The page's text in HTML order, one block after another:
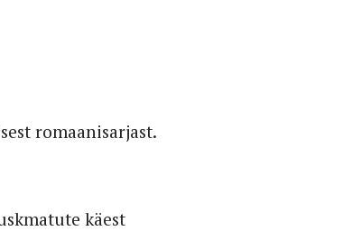
romaanisarjast.
käest